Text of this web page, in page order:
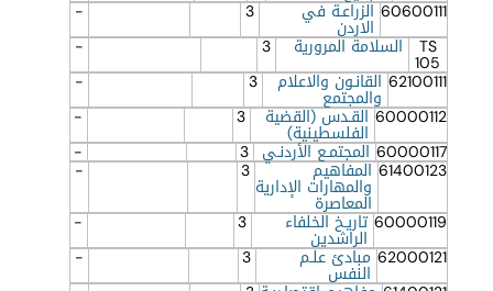
60600111 الزراعـة في
الاردن
3
-
TS
105
السلامة المرورية 3
-
62100111 القانـون والاعلام
والمجتمع
3
-
60000112 القـدس (القضية
الفلسطينية)
3
-
60000117 المجتمـع الأردنـي 3
-
61400123 المفاهيم
والمهارات الإدارية
المعاصرة
3
-
60000119 تاريـخ الخلفاء
الراشدين
3
-
62000121 مبادئ علـم
النفس
3
-